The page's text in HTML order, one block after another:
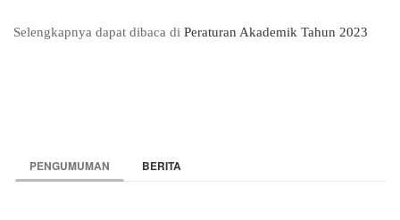
Selengkapnya dapat dibaca di Peraturan Akademik Tahun 2023
PENGUMUMAN BERITA